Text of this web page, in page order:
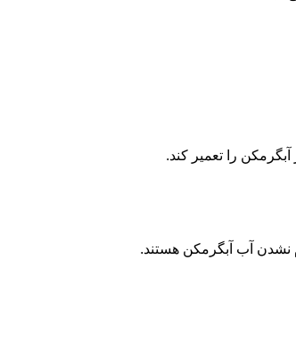
را تعمیر کند.
نشدن آب آبگرمکن هستند.